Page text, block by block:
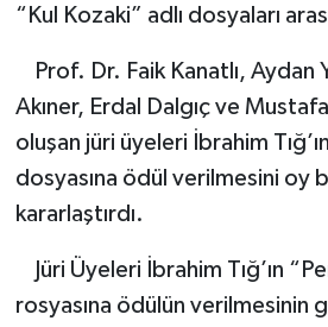
“Kul Kozaki” adlı dosyaları
Prof. Dr. Faik Kanatlı, Aydan
Akıner, Erdal Dalgıç ve
oluşan jüri üyeleri İbrahim
dosyasına ödül verilmesini oy
kararlaştırdı.
Jüri Üyeleri İbrahim Tığ’ın
rosyasına ödülün verilmesinin